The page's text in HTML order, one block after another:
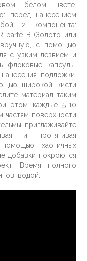
белом цвете.
перед нанесением
2 компонента:
parte B (Золото или
с помощью
с узким лезвием и
флоковые капсулы.
подложки.
широкой кисти
материал таким
этом каждые 5-10
частям поверхности
приглаживайте
и протягивая
хаотичных
добавки покроются
Время полного
водой.